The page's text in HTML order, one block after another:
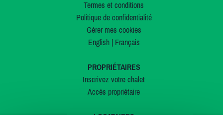
Termes et conditions
Politique de confidentialité
Gérer mes cookies
English| Français
PROPRIÉTAIRES
Inscrivez votre chalet
Accès propriétaire